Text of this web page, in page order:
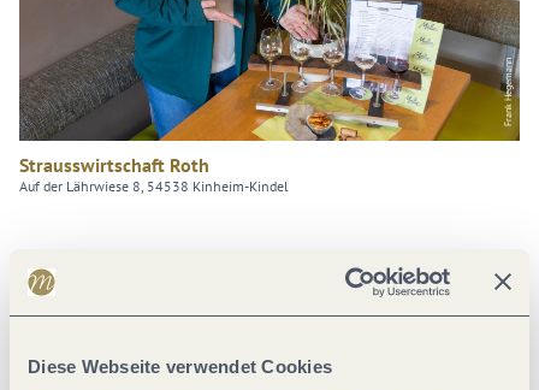
Diese Webseite verwendet Cookies
Frank Hegemann
Strausswirtschaft Roth
Auf der Lährwiese 8, 54538 Kinheim-Kindel
geöffnet - schließt um 22:00 Uhr